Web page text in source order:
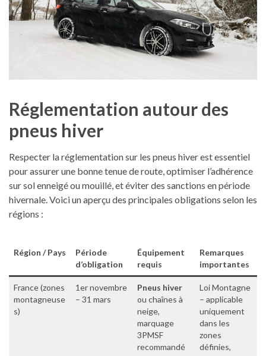
Réglementation autour des
pneus hiver
Respecter la réglementation sur les pneus hiver est essentiel
pour assurer une bonne tenue de route, optimiser l’adhérence
sur sol enneigé ou mouillé, et éviter des sanctions en période
hivernale. Voici un aperçu des principales obligations selon les
régions :
Région / Pays
Période
d’obligation
Équipement
requis
Remarques
importantes
France (zones
montagneuse
s)
1er novembre
– 31 mars
Pneus hiver
ou chaînes à
neige,
marquage
3PMSF
recommandé
Loi Montagne
– applicable
uniquement
dans les
zones
définies,